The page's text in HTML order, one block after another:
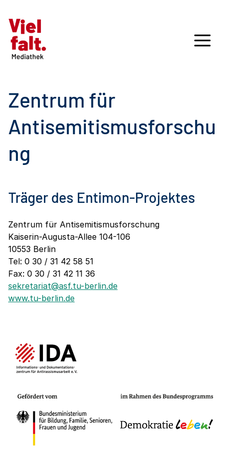
Zentrum für
Antisemitismusforschu
ng
Träger des Entimon-Projektes
Zentrum für Antisemitismusforschung
Kaiserin-Augusta-Allee 104-106
10553 Berlin
Tel: 0 30 / 31 42 58 51
Fax: 0 30 / 31 42 11 36
sekretariat@asf.tu-berlin.de
www.tu-berlin.de